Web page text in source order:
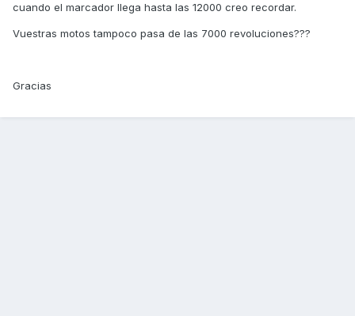
cuando el marcador llega hasta las 12000 creo recordar.
Vuestras motos tampoco pasa de las 7000 revoluciones???
Gracias